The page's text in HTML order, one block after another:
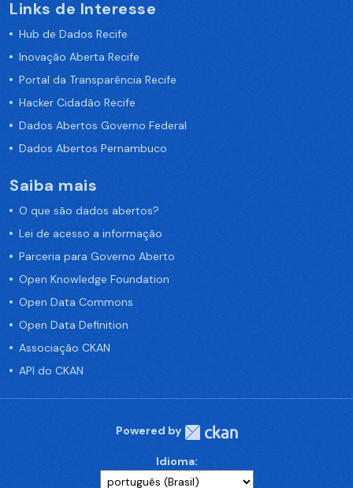
Links de Interesse
Hub de Dados Recife
Inovação Aberta Recife
Portal da Transparência Recife
Hacker Cidadão Recife
Dados Abertos Governo Federal
Dados Abertos Pernambuco
Saiba mais
O que são dados abertos?
Lei de acesso a informação
Parceria para Governo Aberto
Open Knowledge Foundation
Open Data Commons
Open Data Definition
Associação CKAN
API do CKAN
Powered by
Idioma